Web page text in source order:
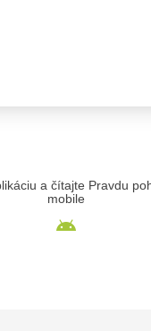
a čítajte Pravdu
mobile